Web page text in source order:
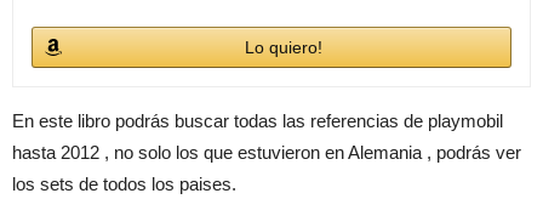
Lo quiero!
En este libro podrás buscar todas las referencias de playmobil
hasta 2012 , no solo los que estuvieron en Alemania , podrás ver
los sets de todos los paises.